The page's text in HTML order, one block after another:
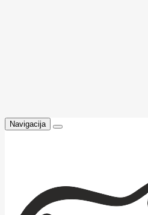
Navigacija